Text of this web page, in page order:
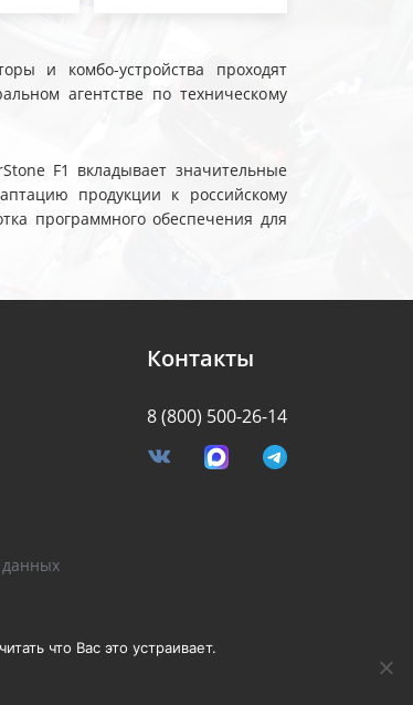
и комбо-устройства проходят
агентстве по техническому
F1 вкладывает значительные
продукции к российскому
программного обеспечения для
Контакты
8 (800) 500-26-14
что Вас это устраивает.